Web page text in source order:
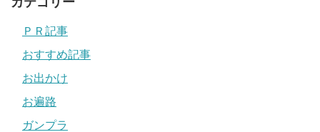
ＰＲ記事
おすすめ記事
お出かけ
お遍路
ガンプラ